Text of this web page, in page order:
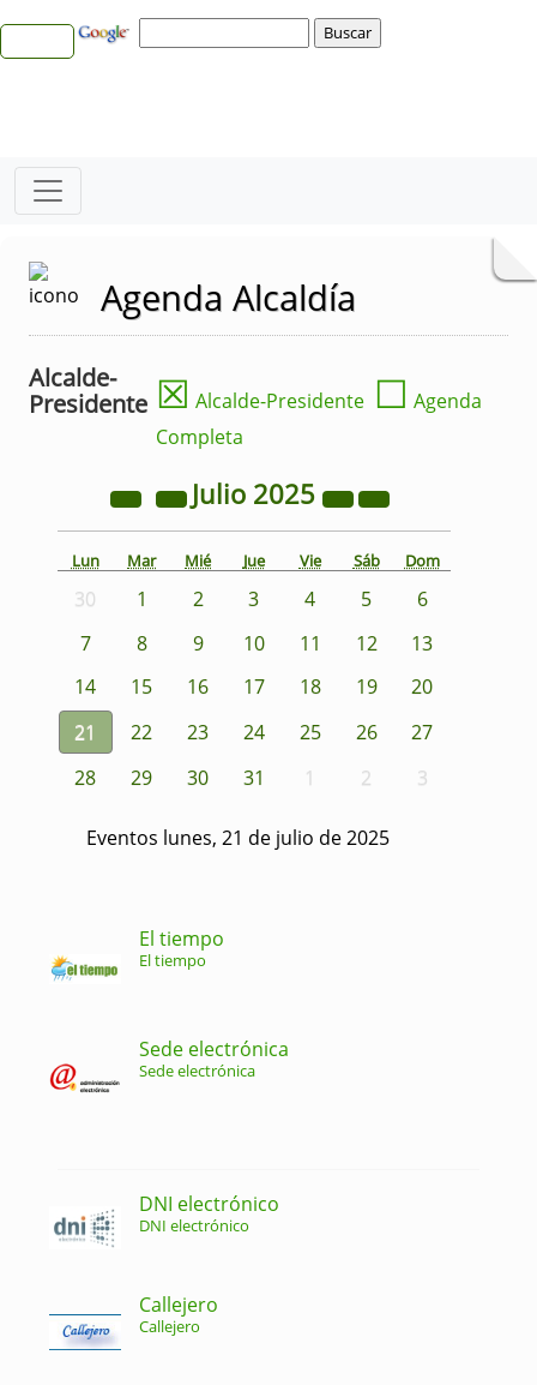
Agenda Alcaldía
Alcalde-
Presidente ☒ Alcalde-Presidente ☐ Agenda
Completa
Julio 2025
Lun Mar Mié Jue Vie Sáb Dom
30 1 2 3 4 5
6
7
8 9 10 11 12
13
14
15 16 17 18 19
20
21
22 23 24 25 26
27
28
29 30 31 1 2 3
Eventos lunes, 21 de julio de 2025
El tiempo
El tiempo
Sede electrónica
Sede electrónica
DNI electrónico
DNI electrónico
Callejero
Callejero